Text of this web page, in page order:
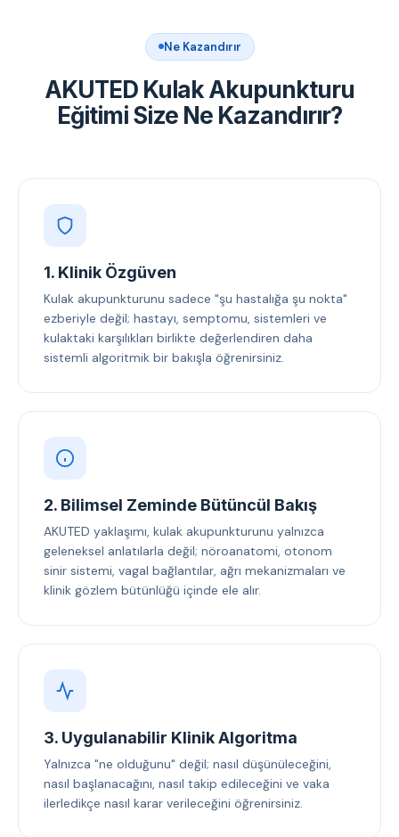
Ne Kazandırır
AKUTED Kulak Akupunkturu
Eğitimi Size Ne Kazandırır?
1. Klinik Özgüven
Kulak akupunkturunu sadece "şu hastalığa şu nokta"
ezberiyle değil; hastayı, semptomu, sistemleri ve
kulaktaki karşılıkları birlikte değerlendiren daha
sistemli algoritmik bir bakışla öğrenirsiniz.
2. Bilimsel Zeminde Bütüncül Bakış
AKUTED yaklaşımı, kulak akupunkturunu yalnızca
geleneksel anlatılarla değil; nöroanatomi, otonom
sinir sistemi, vagal bağlantılar, ağrı mekanizmaları ve
klinik gözlem bütünlüğü içinde ele alır.
3. Uygulanabilir Klinik Algoritma
Yalnızca "ne olduğunu" değil; nasıl düşünüleceğini,
nasıl başlanacağını, nasıl takip edileceğini ve vaka
ilerledikçe nasıl karar verileceğini öğrenirsiniz.